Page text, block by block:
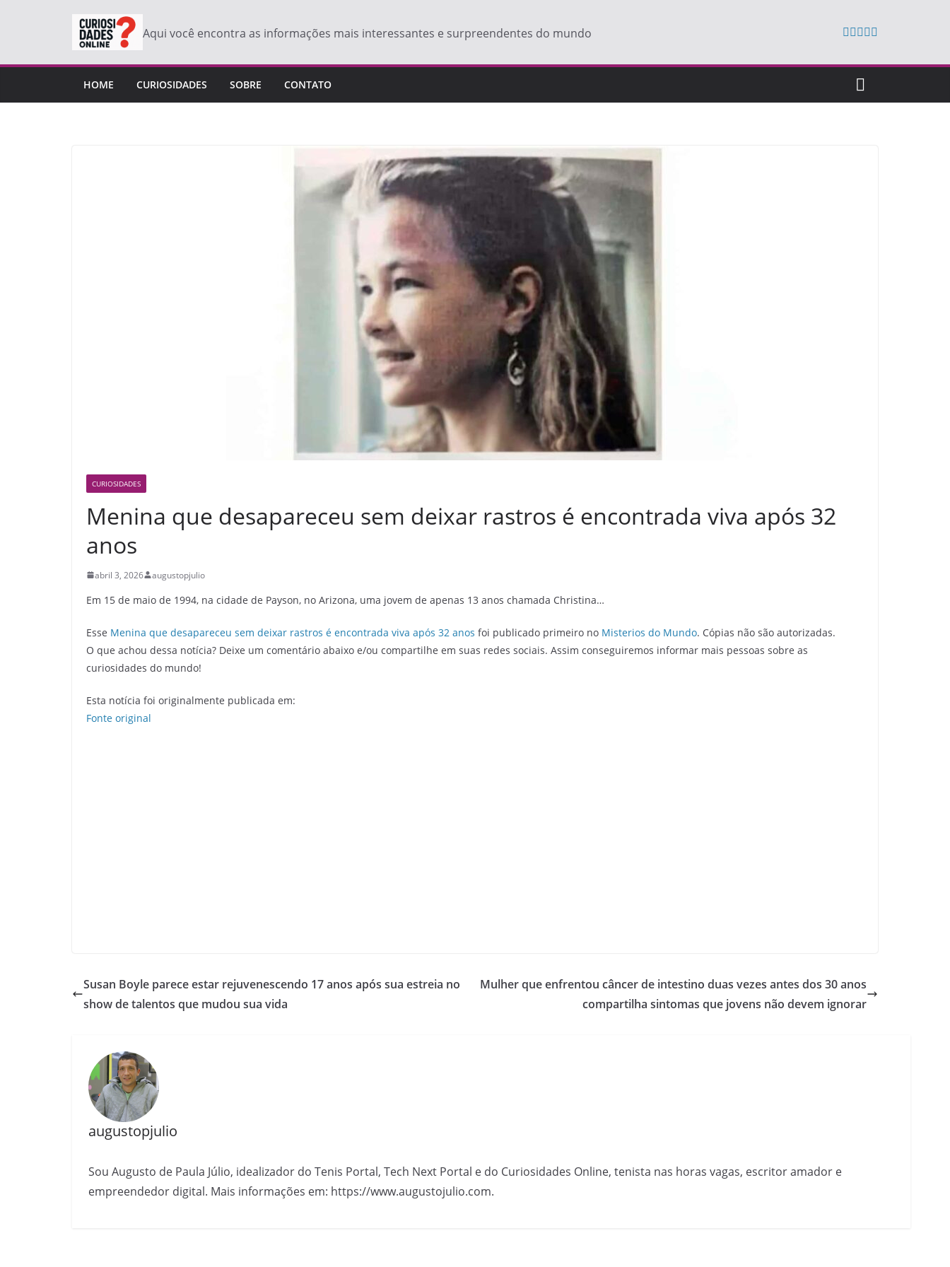
conteúdo
Aqui você encontra as informações mais interessantes e surpreendentes do mundo
HOME CURIOSIDADES SOBRE CONTATO
CURIOSIDADES
Menina que desapareceu sem deixar rastros é encontrada viva após 32
anos
abril 3, 2026 augustopjulio
Em 15 de maio de 1994, na cidade de Payson, no Arizona, uma jovem de apenas 13 anos chamada Christina…
Esse Menina que desapareceu sem deixar rastros é encontrada viva após 32 anos foi publicado primeiro no Misterios do Mundo. Cópias não são autorizadas.
O que achou dessa notícia? Deixe um comentário abaixo e/ou compartilhe em suas redes sociais. Assim conseguiremos informar mais pessoas sobre as
curiosidades do mundo!
Esta notícia foi originalmente publicada em:
Fonte original
Susan Boyle parece estar rejuvenescendo 17 anos após sua estreia no
show de talentos que mudou sua vida
Mulher que enfrentou câncer de intestino duas vezes antes dos 30 anos
compartilha sintomas que jovens não devem ignorar
augustopjulio
Sou Augusto de Paula Júlio, idealizador do Tenis Portal, Tech Next Portal e do Curiosidades Online, tenista nas horas vagas, escritor amador e
empreendedor digital. Mais informações em: https://www.augustojulio.com.